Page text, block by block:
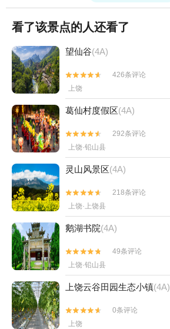
看了该景点的人还看了
望仙谷(4A)


426条评论
上饶
葛仙村度假区(4A)


292条评论
上饶·铅山县
灵山风景区(4A)


218条评论
上饶·上饶县
鹅湖书院(4A)


49条评论
上饶·铅山县
上饶云谷田园生态小镇(4A)


0条评论
上饶